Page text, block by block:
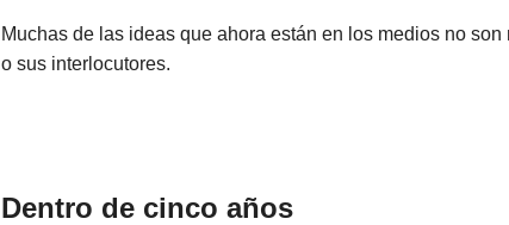
Muchas de las ideas que ahora están en los medios no
o sus interlocutores.
Dentro de cinco años